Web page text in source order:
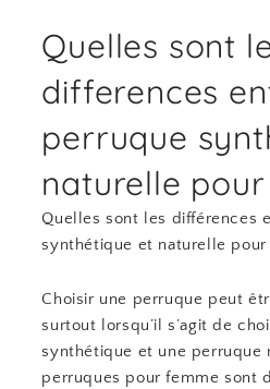
Quelles sont
differences
perruque
naturelle
Quelles sont les différences
synthétique et naturelle pour
Choisir une perruque peut
surtout lorsqu’il s’agit de
synthétique et une perruque
perruques pour femme sont